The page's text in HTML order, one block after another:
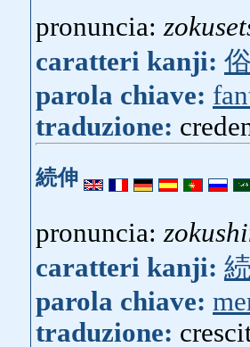
pronuncia:
caratteri kanji:
parola chiave:
traduzione:
続伸
pronuncia:
caratteri kanji:
parola chiave:
traduzione: